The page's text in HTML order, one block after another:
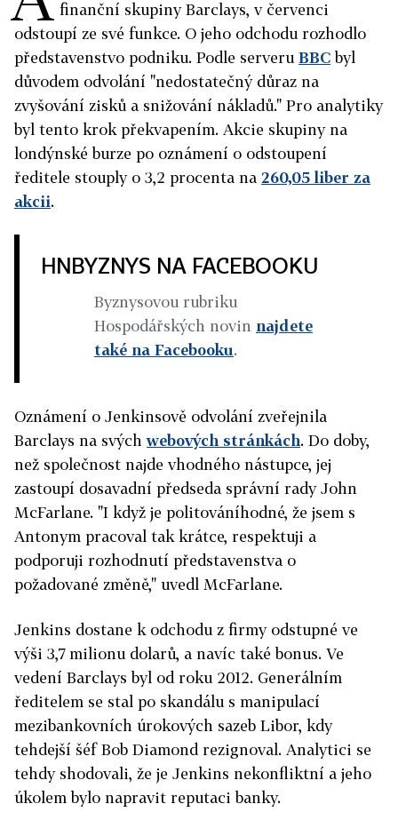
finanční skupiny Barclays, v červenci
odstoupí ze své funkce. O jeho odchodu rozhodlo
představenstvo podniku. Podle serveru BBCbyl
důvodem odvolání "nedostatečný důraz na
zvyšování zisků a snižování nákladů." Pro analytiky
byl tento krok překvapením. Akcie skupiny na
londýnské burze po oznámení o odstoupení
ředitele stouply o 3,2 procenta na 260,05 liber za
akcii.
HNBYZNYS NA FACEBOOKU
Byznysovou rubriku
Hospodářských novin najdete
také na Facebooku.
Oznámení o Jenkinsově odvolání zveřejnila
Barclays na svýchwebových stránkách. Do doby,
než společnost najde vhodného nástupce, jej
zastoupí dosavadní předseda správní rady John
McFarlane. "I když je politováníhodné, že jsem s
Antonym pracoval tak krátce, respektuji a
podporuji rozhodnutí představenstva o
požadované změně," uvedl McFarlane.
Jenkins dostane k odchodu z firmy odstupné ve
výši 3,7 milionu dolarů, a navíc také bonus. Ve
vedení Barclays byl od roku 2012. Generálním
ředitelem se stal po skandálu s manipulací
mezibankovních úrokových sazeb Libor, kdy
tehdejší šéf Bob Diamond rezignoval. Analytici se
tehdy shodovali, že je Jenkins nekonfliktní a jeho
úkolem bylo napravit reputaci banky.